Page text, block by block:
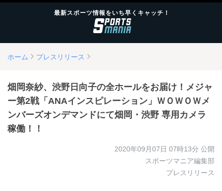
最新スポーツ情報をいち早くキャッチ！
ホーム プレスリリース
畑岡奈紗、渋野日向子の全ホールをお届け！メジャ
ー第2戦「ANAインスピレーション」ＷＯＷＯＷメ
ンバーズオンデマンドにて畑岡・渋野 専用カメラ
稼働！！
2020年09月07日 07時13分 公開
スポーツマニア編集部
プレスリリース